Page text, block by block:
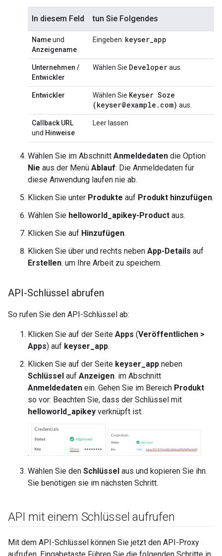
In diesem Feld tun Sie Folgendes
Nameund
Anzeigename
Eingeben: keyser_app
Unternehmen /
Entwickler
Wählen Sie Developeraus.
Entwickler Wählen Sie Keyser Soze
(keyser@example . com) aus.
Callback URL
und Hinweise
Leer lassen
Wählen Sie im Abschnitt Anmeldedaten die Option
Nie aus der Menü Ablauf: Die Anmeldedaten für
diese Anwendung laufen nie ab.
Klicken Sie unter Produkte auf Produkt hinzufügen.
Wählen Sie helloworld_apikey-Product aus.
Klicken Sie auf Hinzufügen.
Klicken Sie über und rechts neben App-Details auf
Erstellen. um Ihre Arbeit zu speichern.
API-Schlüssel abrufen
So rufen Sie den API-Schlüssel ab:
Klicken Sie auf der Seite Apps (Veröffentlichen >
Apps) auf keyser_app.
Klicken Sie auf der Seite keyser_app neben
Schlüssel auf Anzeigen. im Abschnitt
Anmeldedaten ein. Gehen Sie im Bereich Produkt
so vor: Beachten Sie, dass der Schlüssel mit
helloworld_apikey verknüpft ist.
.
Wählen Sie den Schlüssel aus und kopieren Sie ihn.
Sie benötigen sie im nächsten Schritt.
API mit einem Schlüssel aufrufen
Mit dem API-Schlüssel können Sie jetzt den API-Proxy